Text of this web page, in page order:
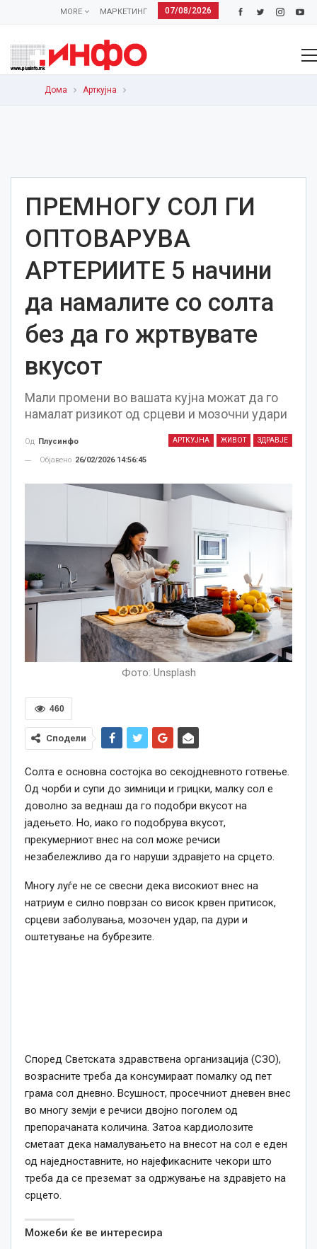
07/08/2026
МАРКЕТИНГ
MORE
Дома Арткујна
ПРЕМНОГУ СОЛ ГИ
ОПТОВАРУВА
АРТЕРИИТЕ 5 начини
да намалите со солта
без да го жртвувате
вкусот
Мали промени во вашата кујна можат да го
намалат ризикот од срцеви и мозочни удари
АРТКУЈНА ЖИВОТ ЗДРАВЈЕ
Од Плусинфо
Објавено 26/02/2026 14:56:45
Фото: Unsplash
460
Сподели
Солта е основна состојка во секојдневното готвење.
Од чорби и супи до зимници и грицки, малку сол е
доволно за веднаш да го подобри вкусот на
јадењето. Но, иако го подобрува вкусот,
прекумерниот внес на сол може речиси
незабележливо да го наруши здравјето на срцето.
Многу луѓе не се свесни дека високиот внес на
натриум е силно поврзан со висок крвен притисок,
срцеви заболувања, мозочен удар, па дури и
оштетување на бубрезите.
Според Светската здравствена организација (СЗО),
возрасните треба да консумираат помалку од пет
грама сол дневно. Всушност, просечниот дневен внес
во многу земји е речиси двојно поголем од
препорачаната количина. Затоа кардиолозите
сметаат дека намалувањето на внесот на сол е еден
од наједноставните, но најефикасните чекори што
треба да се преземат за одржување на здравјето на
срцето.
Можеби ќе ве интересира